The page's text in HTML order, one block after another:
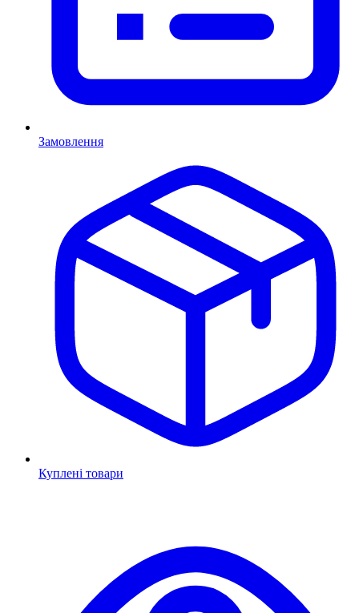
Замовлення
Куплені товари